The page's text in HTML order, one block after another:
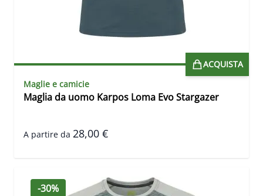
ACQUISTA
Maglie e camicie
Maglia da uomo Karpos Loma Evo Stargazer
A partire da 28,00 €
-30%